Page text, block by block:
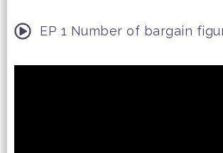
EP 1 Number of bargain